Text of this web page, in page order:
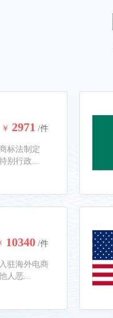
￥ 2971 /件
标法制定
别行政...
10340 /件
驻海外电商
人恶...